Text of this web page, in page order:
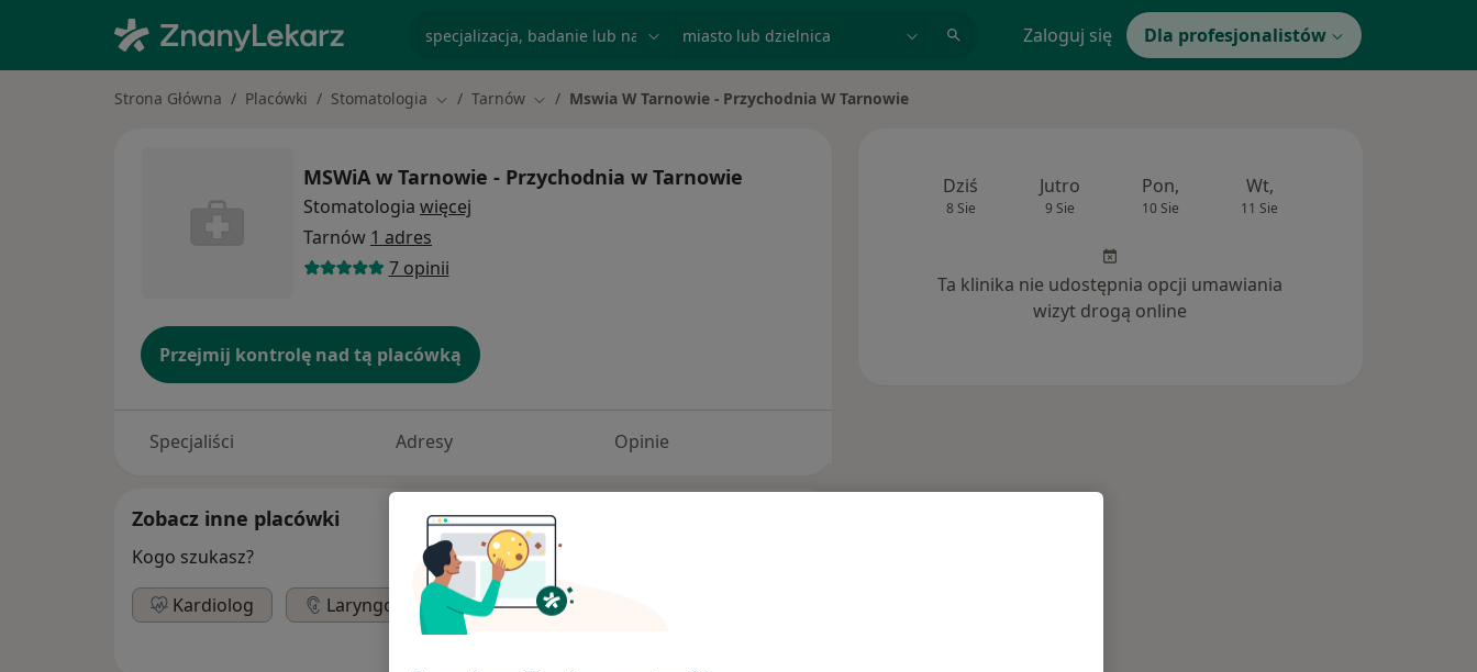
Zaloguj się Dla profesjonalistów
Strona Główna Placówki Stomatologia Zmień miasto
Tarnów Zmień miasto
Mswia W Tarnowie - Przychodnia W Tarnowie
MSWiA w Tarnowie - Przychodnia w Tarnowie
Stomatologia więcej
Tarnów 1 adres
7 opinii
Przejmij kontrolę nad tą placówką
Specjaliści Adresy Opinie
Zobacz inne placówki
Kogo szukasz?
Kardiolog
Laryngolog
Dziś
8 Sie
Jutro
9 Sie
Pon,
10 Sie
Wt,
11 Sie
Ta klinika nie udostępnia opcji umawiania
wizyt drogą online